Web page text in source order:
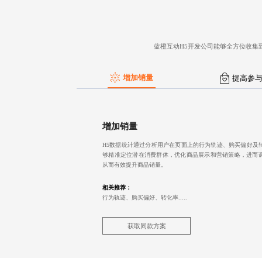
蓝橙互动H5开发公司 能够全方位收集
增加销量 提高参与
增加销量
H5数据统计通过分析用户在页面上的行为轨迹、购买偏好及
够精准定位潜在消费群体，优化商品展示和营销策略，进而
从而有效提升商品销量。
相关推荐：
行为轨迹、购买偏好、转化率.....
获取同款方案